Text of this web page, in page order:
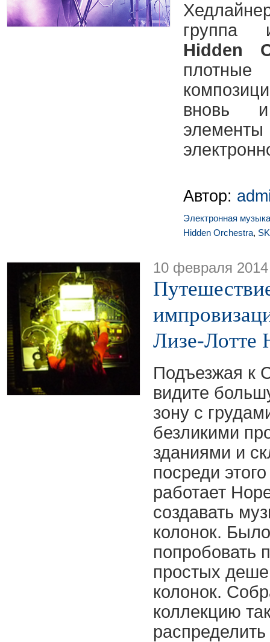
группа
Hidden
вновь
Автор:
Электронная музыка
Hidden Orchestra,
10 февраля 2014
Лизе-Лотте
Подъезжая к
видите
зону с
безликими
зданиями и
посреди
работает
создавать
колонок.
попробовать
простых
колонок.
коллекцию